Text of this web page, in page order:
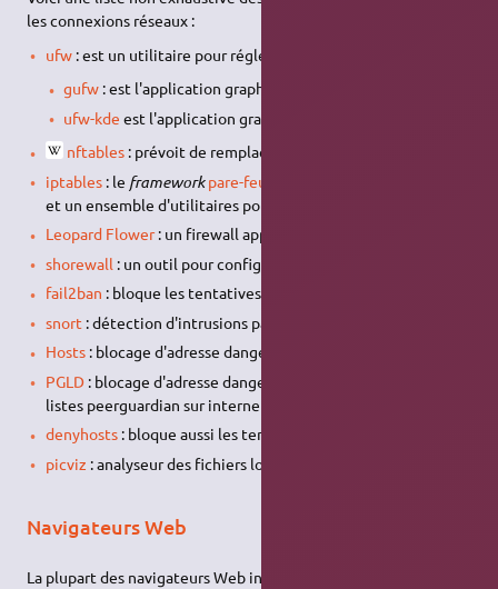
les connexions réseaux :
ufw: est un utilitaire pour régler facilement le firewall
gufw : est l'application graphique de
ufw-kde est l'application graphique de
nftables : prévoit de remplacer
iptables: le framework pare-feu
et un ensemble d'utilitaires pour le configurer
Leopard Flower: un firewall applicatif
shorewall : un outil pour configurer plus facilement Netfilter
fail2ban : bloque les tentatives de connexions
snort : détection d'intrusions par règles
Hosts: blocage d'adresse dangereuse
PGLD: blocage d'adresse dangereuse – chargement des
listes peerguardian sur internet automatiquement
denyhosts: bloque aussi les tentatives de connexions
picviz : analyseur des fichiers log sous forme de graphique
Navigateurs Web
La plupart des navigateurs Web intègrent un gestionnaire de